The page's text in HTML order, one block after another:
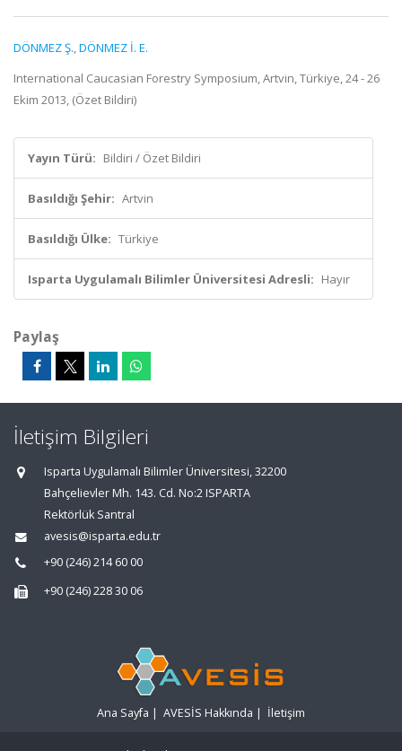
DÖNMEZ Ş.,DÖNMEZ İ. E.
International Caucasian Forestry Symposium, Artvin, Türkiye, 24 - 26
Ekim 2013, (Özet Bildiri)
Yayın Türü: Bildiri / Özet Bildiri
Basıldığı Şehir: Artvin
Basıldığı Ülke: Türkiye
Isparta Uygulamalı Bilimler Üniversitesi Adresli: Hayır
Paylaş
İletişim Bilgileri
Isparta Uygulamalı Bilimler Üniversitesi, 32200
Bahçelievler Mh. 143. Cd. No:2 ISPARTA
Rektörlük Santral
avesis@isparta.edu.tr
+90 (246) 214 60 00
+90 (246) 228 30 06
Ana Sayfa | AVESİS Hakkında | İletişim